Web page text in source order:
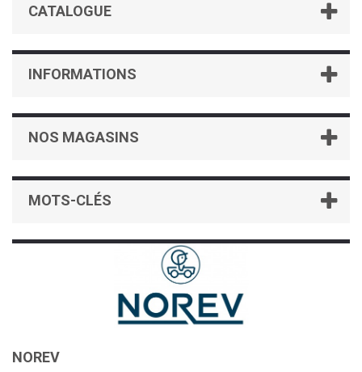
CATALOGUE
INFORMATIONS
NOS MAGASINS
MOTS-CLÉS
NOREV